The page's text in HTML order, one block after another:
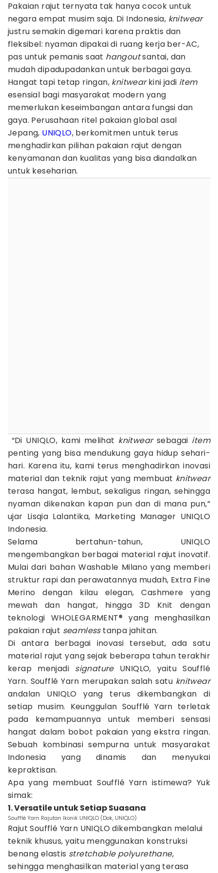
Pakaian rajut ternyata tak hanya cocok untuk
negara empat musim saja. Di Indonesia, knitwear
justru semakin digemari karena praktis dan
fleksibel: nyaman dipakai di ruang kerja ber-AC,
pas untuk pemanis saat hangoutsantai, dan
mudah dipadupadankan untuk berbagai gaya.
Hangat tapi tetap ringan, knitwearkini jadi item
esensial bagi masyarakat modern yang
memerlukan keseimbangan antara fungsi dan
gaya. Perusahaan ritel pakaian global asal
Jepang, UNIQLO, berkomitmen untuk terus
menghadirkan pilihan pakaian rajut dengan
kenyamanan dan kualitas yang bisa diandalkan
untuk keseharian.
“Di UNIQLO, kami melihat knitwearsebagai item
penting yang bisa mendukung gaya hidup sehari-
hari. Karena itu, kami terus menghadirkan inovasi
material dan teknik rajut yang membuat knitwear
terasa hangat, lembut, sekaligus ringan, sehingga
nyaman dikenakan kapan pun dan di mana pun,”
ujar Lisqia Lalantika, Marketing Manager UNIQLO
Indonesia.
Selama bertahun-tahun, UNIQLO
mengembangkan berbagai material rajut inovatif.
Mulai dari bahan Washable Milano yang memberi
struktur rapi dan perawatannya mudah, Extra Fine
Merino dengan kilau elegan, Cashmere yang
mewah dan hangat, hingga 3D Knit dengan
teknologi WHOLEGARMENT® yang menghasilkan
pakaian rajut seamlesstanpa jahitan.
Di antara berbagai inovasi tersebut, ada satu
material rajut yang sejak beberapa tahun terakhir
kerap menjadi signatureUNIQLO, yaitu Soufflé
Yarn. Soufflé Yarn merupakan salah satu knitwear
andalan UNIQLO yang terus dikembangkan di
setiap musim. Keunggulan Soufflé Yarn terletak
pada kemampuannya untuk memberi sensasi
hangat dalam bobot pakaian yang ekstra ringan.
Sebuah kombinasi sempurna untuk masyarakat
Indonesia yang dinamis dan menyukai
kepraktisan.
Apa yang membuat Soufflé Yarn istimewa? Yuk
simak:
1. Versatile untuk Setiap Suasana
Soufflé Yarn Rajutan Ikonik UNIQLO (Dok, UNIQLO)
Rajut Soufflé Yarn UNIQLO dikembangkan melalui
teknik khusus, yaitu menggunakan konstruksi
benang elastis stretchable polyurethane,
sehingga menghasilkan material yang terasa